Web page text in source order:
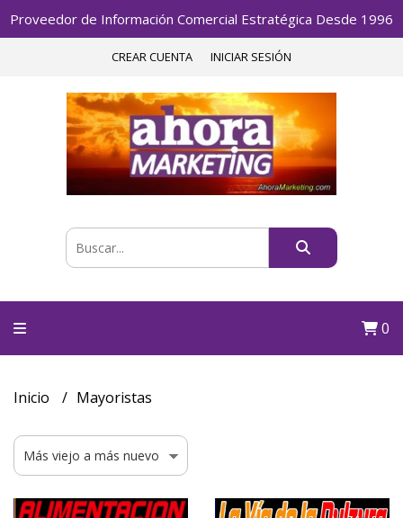
Proveedor de Información Comercial Estratégica Desde 1996
CREAR CUENTA INICIAR SESIÓN
0
Inicio Mayoristas